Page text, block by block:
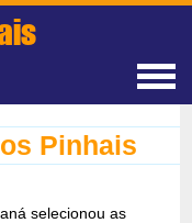
Pinhais
selecionou as